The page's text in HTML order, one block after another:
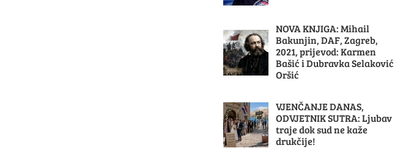
NOVA KNJIGA: Mihail
Bakunjin, DAF, Zagreb,
2021, prijevod: Karmen
Bašić i Dubravka Selaković
Oršić
VJENČANJE DANAS,
ODVJETNIK SUTRA: Ljubav
traje dok sud ne kaže
drukčije!